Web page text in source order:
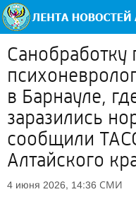
Санобработку
в Барнауле,
заразились
сообщили
Алтайского
4 июня 2026, 14:36 СМИ